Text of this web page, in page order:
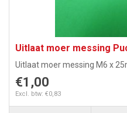
Uitlaat moer messing
Uitlaat moer messing M6 x
€1,00
Excl. btw: €0,83